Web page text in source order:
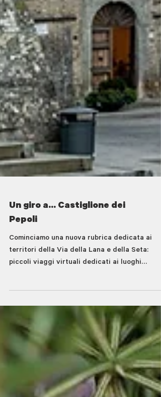
Un giro a... Castiglione dei
Pepoli
piccoli viaggi virtuali dedicati ai luoghi
attraversati dal cammino per conoscere le
nostre terre e coglierne ogni aspetto
meraviglioso.